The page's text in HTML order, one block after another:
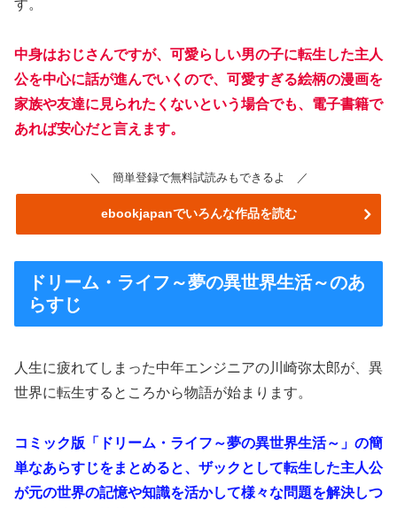
す。
中身はおじさんですが、可愛らしい男の子に転生した主人
公を中心に話が進んでいくので、可愛すぎる絵柄の漫画を
家族や友達に見られたくないという場合でも、電子書籍で
あれば安心だと言えます。
＼ 簡単登録で無料試読みもできるよ ／
ebookjapanでいろんな作品を読む
ドリーム・ライフ～夢の異世界生活～のあ
らすじ
人生に疲れてしまった中年エンジニアの川崎弥太郎が、異
世界に転生するところから物語が始まります。
コミック版「ドリーム・ライフ～夢の異世界生活～」の簡
単なあらすじをまとめると、ザックとして転生した主人公
が元の世界の記憶や知識を活かして様々な問題を解決しつ